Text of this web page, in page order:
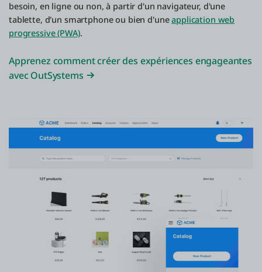
besoin, en ligne ou non, à partir d'un navigateur, d'une
tablette, d'un smartphone ou bien d'uneapplication web
progressive (PWA).
Apprenez comment créer des expériences engageantes
avec OutSystems